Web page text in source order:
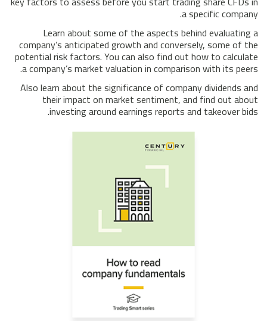
a specific company.
Learn about some of the aspects behind evaluating a
company’s anticipated growth and conversely, some of the
potential risk factors. You can also find out how to calculate
a company’s market valuation in comparison with its peers.
Also learn about the significance of company dividends and
their impact on market sentiment, and find out about
investing around earnings reports and takeover bids.